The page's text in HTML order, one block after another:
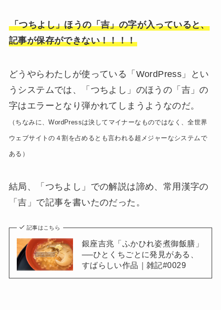
「つちよし」ほうの「吉」の字が入っていると、
記事が保存ができない！！！！
どうやらわたしが使っている「WordPress」とい
うシステムでは、「つちよし」のほうの「吉」の
字はエラーとなり弾かれてしまうようなのだ。
（ちなみに、WordPressは決してマイナーなものではなく、全世界
ウェブサイトの４割を占めるとも言われる超メジャーなシステムで
ある）
結局、「つちよし」での解説は諦め、常用漢字の
「吉」で記事を書いたのだった。
記事はこちら
銀座吉兆「ふかひれ姿煮御飯膳」
──ひとくちごとに発見がある、
すばらしい作品｜雑記#0029